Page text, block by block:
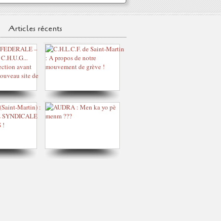
Articles récents